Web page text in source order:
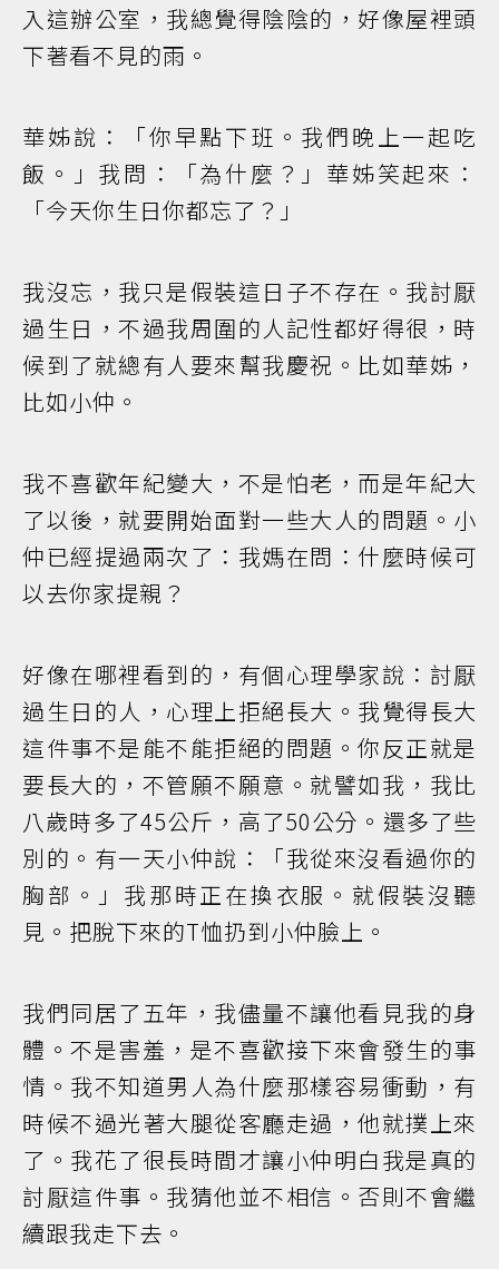
入這辦公室，我總覺得陰陰的，好像屋裡頭
下著看不見的雨。
華姊說：「你早點下班。我們晚上一起吃
飯。」我問：「為什麼？」華姊笑起來：
「今天你生日你都忘了？」
我沒忘，我只是假裝這日子不存在。我討厭
過生日，不過我周圍的人記性都好得很，時
候到了就總有人要來幫我慶祝。比如華姊，
比如小仲。
我不喜歡年紀變大，不是怕老，而是年紀大
了以後，就要開始面對一些大人的問題。小
仲已經提過兩次了：我媽在問：什麼時候可
以去你家提親？
好像在哪裡看到的，有個心理學家說：討厭
過生日的人，心理上拒絕長大。我覺得長大
這件事不是能不能拒絕的問題。你反正就是
要長大的，不管願不願意。就譬如我，我比
八歲時多了45公斤，高了50公分。還多了些
別的。有一天小仲說：「我從來沒看過你的
胸部。」我那時正在換衣服。就假裝沒聽
見。把脫下來的T恤扔到小仲臉上。
我們同居了五年，我儘量不讓他看見我的身
體。不是害羞，是不喜歡接下來會發生的事
情。我不知道男人為什麼那樣容易衝動，有
時候不過光著大腿從客廳走過，他就撲上來
了。我花了很長時間才讓小仲明白我是真的
討厭這件事。我猜他並不相信。否則不會繼
續跟我走下去。